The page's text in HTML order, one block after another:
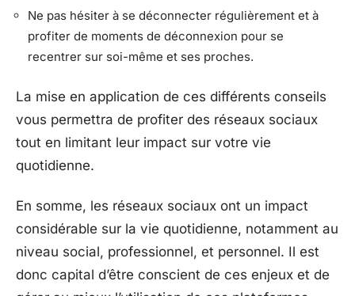
Ne pas hésiter à se déconnecter régulièrement et à
profiter de moments de déconnexion pour se
recentrer sur soi-même et ses proches.
La mise en application de ces différents conseils
vous permettra de profiter des réseaux sociaux
tout en limitant leur impact sur votre vie
quotidienne.
En somme, les réseaux sociaux ont un impact
considérable sur la vie quotidienne, notamment au
niveau social, professionnel, et personnel. Il est
donc capital d’être conscient de ces enjeux et de